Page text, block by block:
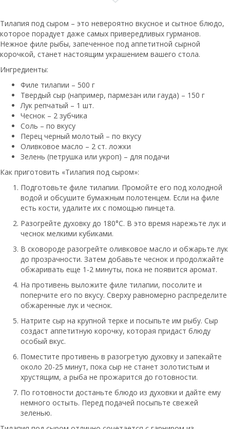
Тилапия под сыром – это невероятно вкусное и сытное блюдо,
которое порадует даже самых привередливых гурманов.
Нежное филе рыбы, запеченное под аппетитной сырной
корочкой, станет настоящим украшением вашего стола.
Ингредиенты:
Филе тилапии – 500 г
Твердый сыр (например, пармезан или гауда) – 150 г
Лук репчатый – 1 шт.
Чеснок – 2 зубчика
Соль – по вкусу
Перец черный молотый – по вкусу
Оливковое масло – 2 ст. ложки
Зелень (петрушка или укроп) – для подачи
Как приготовить «Тилапия под сыром»:
Подготовьте филе тилапии. Промойте его под холодной
водой и обсушите бумажным полотенцем. Если на филе
есть кости, удалите их с помощью пинцета.
Разогрейте духовку до 180°C. В это время нарежьте лук и
чеснок мелкими кубиками.
В сковороде разогрейте оливковое масло и обжарьте лук
до прозрачности. Затем добавьте чеснок и продолжайте
обжаривать еще 1-2 минуты, пока не появится аромат.
На противень выложите филе тилапии, посолите и
поперчите его по вкусу. Сверху равномерно распределите
обжаренные лук и чеснок.
Натрите сыр на крупной терке и посыпьте им рыбу. Сыр
создаст аппетитную корочку, которая придаст блюду
особый вкус.
Поместите противень в разогретую духовку и запекайте
около 20-25 минут, пока сыр не станет золотистым и
хрустящим, а рыба не прожарится до готовности.
По готовности достаньте блюдо из духовки и дайте ему
немного остыть. Перед подачей посыпьте свежей
зеленью.